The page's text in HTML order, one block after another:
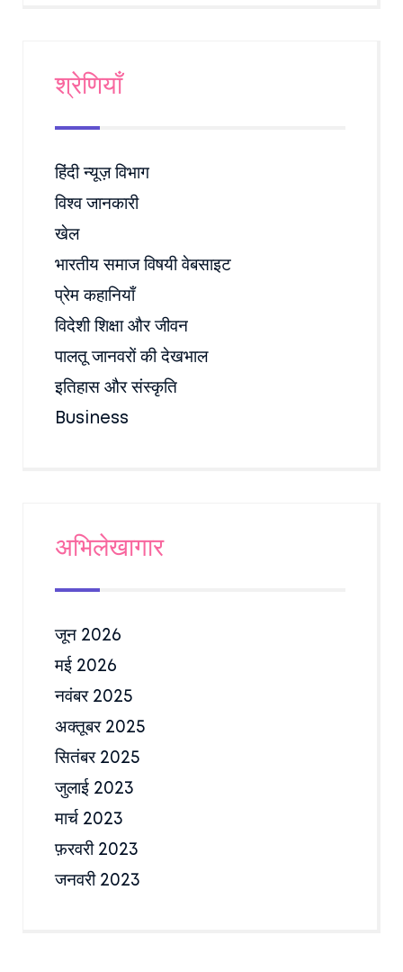
श्रेणियाँ
हिंदी न्यूज़ विभाग
विश्व जानकारी
खेल
भारतीय समाज विषयी वेबसाइट
प्रेम कहानियाँ
विदेशी शिक्षा और जीवन
पालतू जानवरों की देखभाल
इतिहास और संस्कृति
Business
अभिलेखागार
जून 2026
मई 2026
नवंबर 2025
अक्तूबर 2025
सितंबर 2025
जुलाई 2023
मार्च 2023
फ़रवरी 2023
जनवरी 2023